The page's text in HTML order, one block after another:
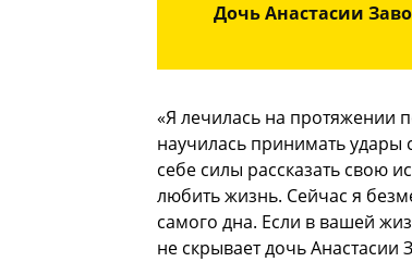
Дочь Анастасии
«Я лечилась на протяжении
научилась принимать удары
себе силы рассказать свою
любить жизнь. Сейчас я
самого дна. Если в вашей
не скрывает дочь Анастасии